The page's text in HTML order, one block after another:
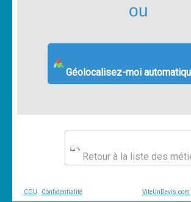
ou
Géolocalisez-moi
Retour à la liste des
CGU Confidentialité ViteUnDevis.com